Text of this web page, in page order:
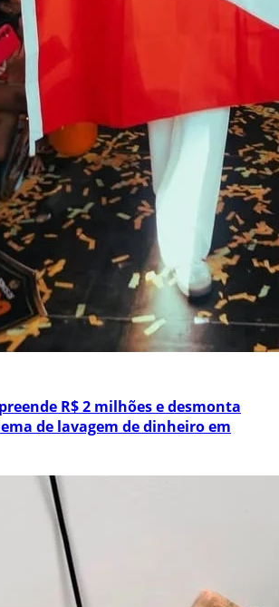
R$ 2 milhões e desmonta
de lavagem de dinheiro em